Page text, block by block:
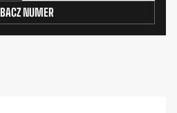
NUMER